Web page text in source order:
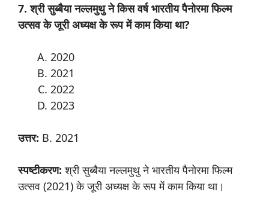
7. श्री सुब्बैया नल्लमुथु ने किस वर्ष भारतीय पैनोरमा फिल्म
उत्सव के जूरी अध्यक्ष के रूप में काम किया था?
2020
2021
2022
2023
उत्तर: B. 2021
स्पष्टीकरण:श्री सुब्बैया नल्लमुथु ने भारतीय पैनोरमा फिल्म
उत्सव (2021) के जूरी अध्यक्ष के रूप में काम किया था।